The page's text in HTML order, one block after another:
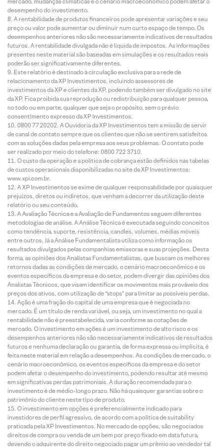
desempenho do investimento.
A rentabilidade de produtos financeiros pode apresentar variações e seu
preço ou valor pode aumentar ou diminuir num curto espaço de tempo. Os
desempenhos anteriores não são necessariamente indicativos de resultados
futuros. A rentabilidade divulgada não é líquida de impostos. As informações
presentes neste material são baseadas em simulações e os resultados reais
poderão ser significativamente diferentes.
Este relatório é destinado à circulação exclusiva para a rede de
relacionamento da XP Investimentos, incluindo assessores de
investimentos da XP e clientes da XP, podendo também ser divulgado no site
da XP. Fica proibida sua reprodução ou redistribuição para qualquer pessoa,
no todo ou em parte, qualquer que seja o propósito, sem o prévio
consentimento expresso da XP Investimentos.
0800 77 20202. A Ouvidoria da XP Investimentos tem a missão de servir
de canal de contato sempre que os clientes que não se sentirem satisfeitos
com as soluções dadas pela empresa aos seus problemas. O contato pode
ser realizado por meio do telefone: 0800 722 3710.
O custo da operação e a política de cobrança estão definidos nas tabelas
de custos operacionais disponibilizadas no site da XP Investimentos:
www.xpi.com.br.
A XP Investimentos se exime de qualquer responsabilidade por quaisquer
prejuízos, diretos ou indiretos, que venham a decorrer da utilização deste
relatório ou seu conteúdo.
A Avaliação Técnica e a Avaliação de Fundamentos seguem diferentes
metodologias de análise. A Análise Técnica é executada seguindo conceitos
como tendência, suporte, resistência, candles, volumes, médias móveis
entre outros. Já a Análise Fundamentalista utiliza como informação os
resultados divulgados pelas companhias emissoras e suas projeções. Desta
forma, as opiniões dos Analistas Fundamentalistas, que buscam os melhores
retornos dadas as condições de mercado, o cenário macroeconômico e os
eventos específicos da empresa e do setor, podem divergir das opiniões dos
Analistas Técnicos, que visam identificar os movimentos mais prováveis dos
preços dos ativos, com utilização de “stops” para limitar as possíveis perdas.
Ação é uma fração do capital de uma empresa que é negociada no
mercado. É um título de renda variável, ou seja, um investimento no qual a
rentabilidade não é preestabelecida, varia conforme as cotações de
mercado. O investimento em ações é um investimento de alto risco e os
desempenhos anteriores não são necessariamente indicativos de resultados
futuros e nenhuma declaração ou garantia, de forma expressa ou implícita, é
feita neste material em relação a desempenhos. As condições de mercado, o
cenário macroeconômico, os eventos específicos da empresa e do setor
podem afetar o desempenho do investimento, podendo resultar até mesmo
em significativas perdas patrimoniais. A duração recomendada para o
investimento é de médio-longo prazo. Não há quaisquer garantias sobre o
patrimônio do cliente neste tipo de produto.
O investimento em opções é preferencialmente indicado para
investidores de perfil agressivo, de acordo com a política de suitability
praticada pela XP Investimentos. No mercado de opções, são negociados
direitos de compra ou venda de um bem por preço fixado em data futura,
devendo o adquirente do direito negociado pagar um prêmio ao vendedor tal